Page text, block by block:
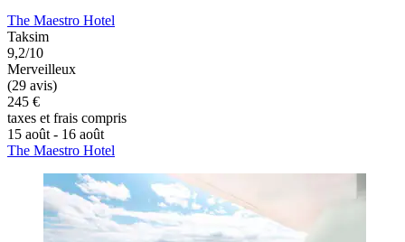
The Maestro Hotel
Taksim
9,2/10
Merveilleux
(29 avis)
245 €
taxes et frais compris
15 août - 16 août
The Maestro Hotel